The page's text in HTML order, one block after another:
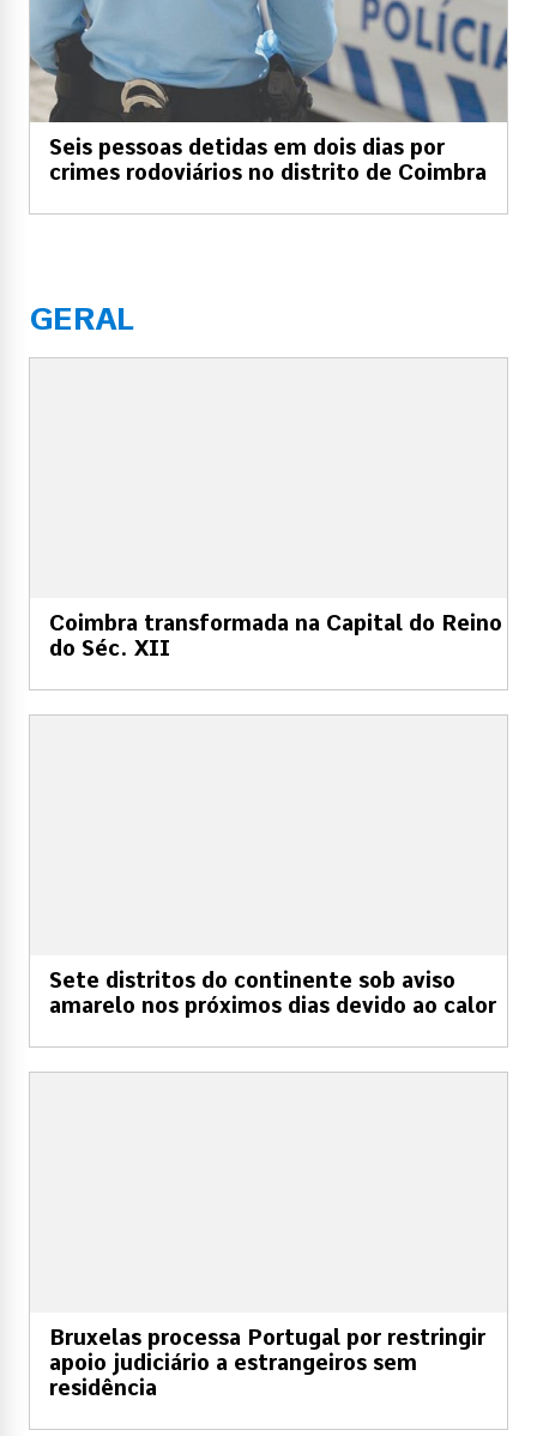
Seis pessoas detidas em dois dias por
crimes rodoviários no distrito de Coimbra
GERAL
Coimbra transformada na Capital do Reino
do Séc. XII
Sete distritos do continente sob aviso
amarelo nos próximos dias devido ao calor
Bruxelas processa Portugal por restringir
apoio judiciário a estrangeiros sem
residência